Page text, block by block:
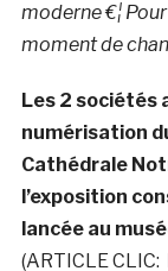
moderne €¦
moment de
Les 2 sociétés
numérisation
Cathédrale
l’exposition
lancée au
(ARTICLE CLIC: